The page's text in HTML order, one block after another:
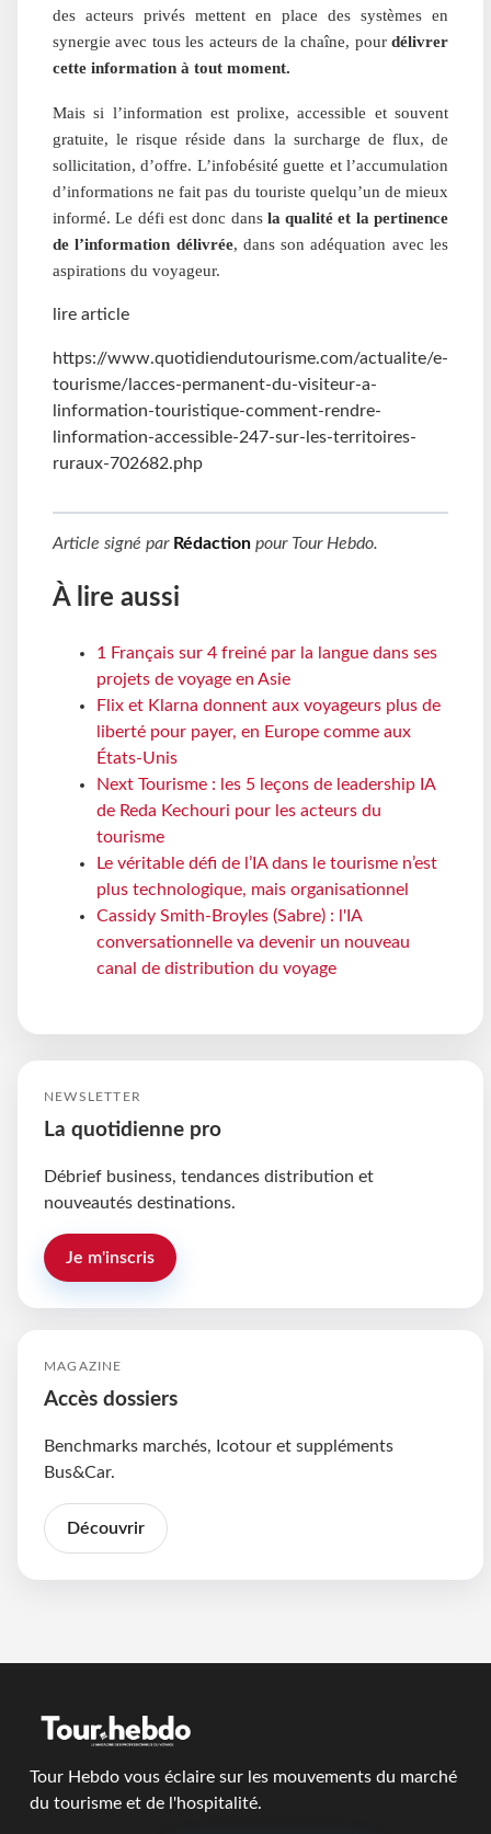
des acteurs privés mettent en place des systèmes en
synergie avec tous les acteurs de la chaîne, pour délivrer
cette information à tout moment.
Mais si l’information est prolixe, accessible et souvent
gratuite, le risque réside dans la surcharge de flux, de
sollicitation, d’offre. L’infobésité guette et l’accumulation
d’informations ne fait pas du touriste quelqu’un de mieux
informé. Le défi est donc dans la qualité et la pertinence
de l’information délivrée, dans son adéquation avec les
aspirations du voyageur.
lire article
https://www.quotidiendutourisme.com/actualite/e-
tourisme/lacces-permanent-du-visiteur-a-
linformation-touristique-comment-rendre-
linformation-accessible-247-sur-les-territoires-
ruraux-702682.php
Article signé par Rédaction pour Tour Hebdo.
À lire aussi
1 Français sur 4 freiné par la langue dans ses
projets de voyage en Asie
Flix et Klarna donnent aux voyageurs plus de
liberté pour payer, en Europe comme aux
États-Unis
Next Tourisme : les 5 leçons de leadership IA
de Reda Kechouri pour les acteurs du
tourisme
Le véritable défi de l’IA dans le tourisme n’est
plus technologique, mais organisationnel
Cassidy Smith-Broyles (Sabre) : l'IA
conversationnelle va devenir un nouveau
canal de distribution du voyage
NEWSLETTER
La quotidienne pro
Débrief business, tendances distribution et
nouveautés destinations.
Je m'inscris
MAGAZINE
Accès dossiers
Benchmarks marchés, Icotour et suppléments
Bus&Car.
Découvrir
Tour Hebdo vous éclaire sur les mouvements du marché
du tourisme et de l'hospitalité.